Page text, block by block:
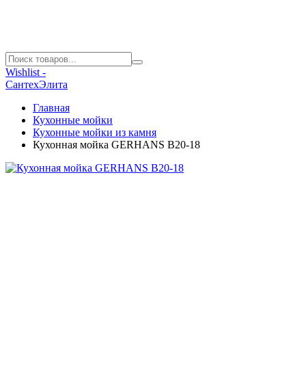
Wishlist -
СантехЭлита
Главная
Кухонные мойки
Кухонные мойки из камня
Кухонная мойка GERHANS B20-18